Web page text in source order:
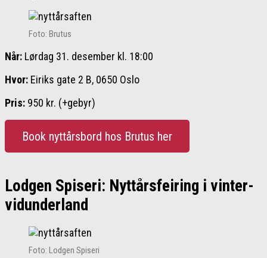
Foto: Brutus
Når: Lørdag 31. desember kl. 18:00
Hvor: Eiriks gate 2 B, 0650 Oslo
Pris: 950 kr. (+gebyr)
Book nyttårsbord hos Brutus her
Lodgen Spiseri: Nyttårsfeiring i vinter-
vidunderland
Foto: Lodgen Spiseri